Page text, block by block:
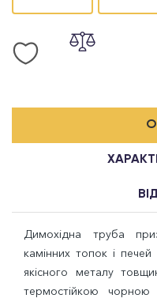
Димохідна труба
камінних топок і
якісного металу
термостійкою